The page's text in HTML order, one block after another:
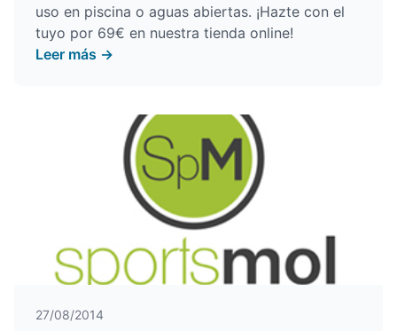
uso en piscina o aguas abiertas. ¡Hazte con el
tuyo por 69€ en nuestra tienda online!
Leer más →
27/08/2014